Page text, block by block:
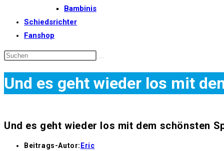
Bambinis
Schiedsrichter
Fanshop
Und es geht wieder los mit
Und es geht wieder los mit dem schönsten
Beitrags-Autor: Eric